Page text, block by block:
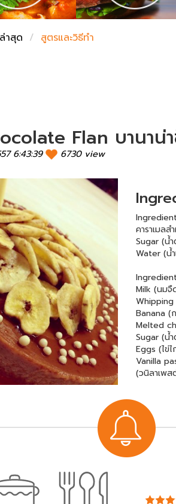
าสุด สูตรและวิธีทำ
Flan บานาน่
6:43:39 6730 view
คาราเมล
Sugar (น้
Water (น้
Milk (นม
Banana
Melted
Sugar (น้
Eggs (ไข่
Vanilla
(วนิลาเพ